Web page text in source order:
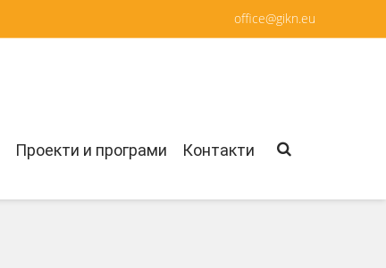
office@gikn.eu
Проекти и програми Контакти